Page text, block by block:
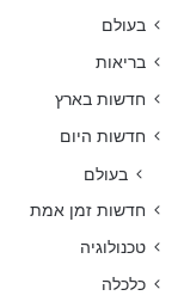
בעולם
בריאות
חדשות בארץ
חדשות היום
בעולם
חדשות זמן אמת
טכנולוגיה
כלכלה